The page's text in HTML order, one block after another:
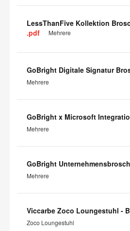
.pdf
Mehrere
Mehrere
Mehrere
Mehrere
Zoco Loungestuhl